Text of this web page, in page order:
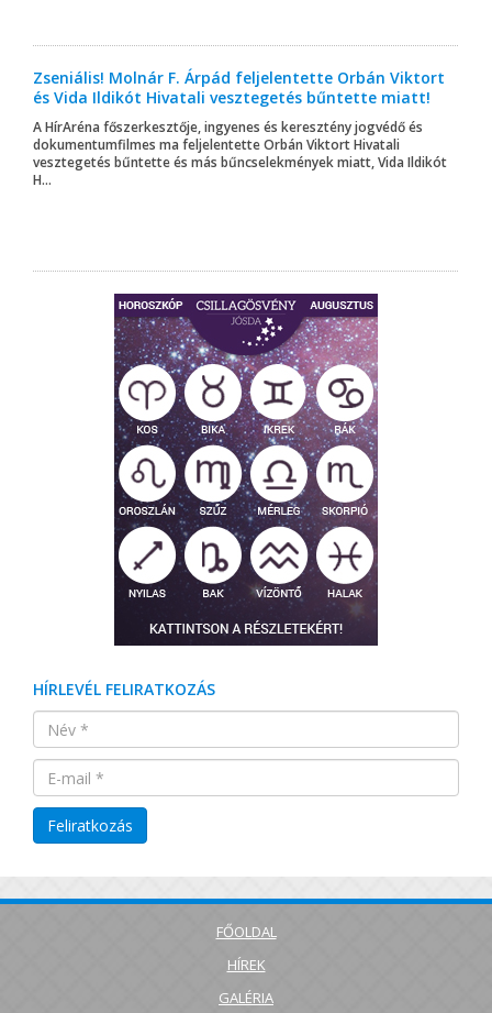
Zseniális! Molnár F. Árpád feljelentette Orbán Viktort
és Vida Ildikót Hivatali vesztegetés bűntette miatt!
A HírAréna főszerkesztője, ingyenes és keresztény jogvédő és
dokumentumfilmes ma feljelentette Orbán Viktort Hivatali
vesztegetés bűntette és más bűncselekmények miatt, Vida Ildikót
H...
HÍRLEVÉL FELIRATKOZÁS
FŐOLDAL
HÍREK
GALÉRIA